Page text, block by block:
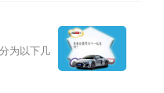
为以下几